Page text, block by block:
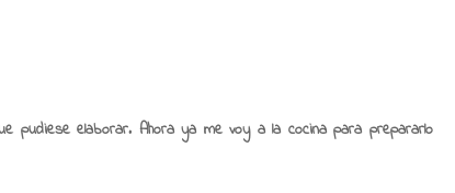
pudiese elaborar. Ahora ya me voy a la cocina para prepararlo